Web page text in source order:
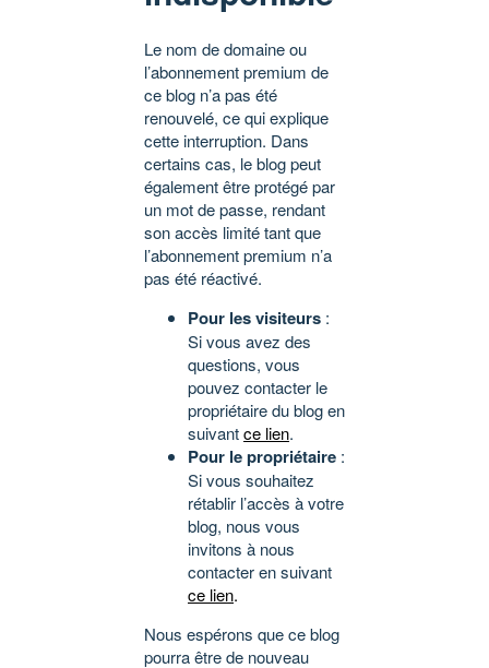
Le nom de domaine ou
l’abonnement premium de
ce blog n’a pas été
renouvelé, ce qui explique
cette interruption. Dans
certains cas, le blog peut
également être protégé par
un mot de passe, rendant
son accès limité tant que
l’abonnement premium n’a
pas été réactivé.
Pour les visiteurs :
Si vous avez des
questions, vous
pouvez contacter le
propriétaire du blog en
suivantce lien.
Pour le propriétaire :
Si vous souhaitez
rétablir l’accès à votre
blog, nous vous
invitons à nous
contacter en suivant
ce lien.
Nous espérons que ce blog
pourra être de nouveau